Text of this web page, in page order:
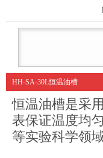
HH-SA-30L恒温油槽
恒温油槽是采
表保证温度均
等实验科学领